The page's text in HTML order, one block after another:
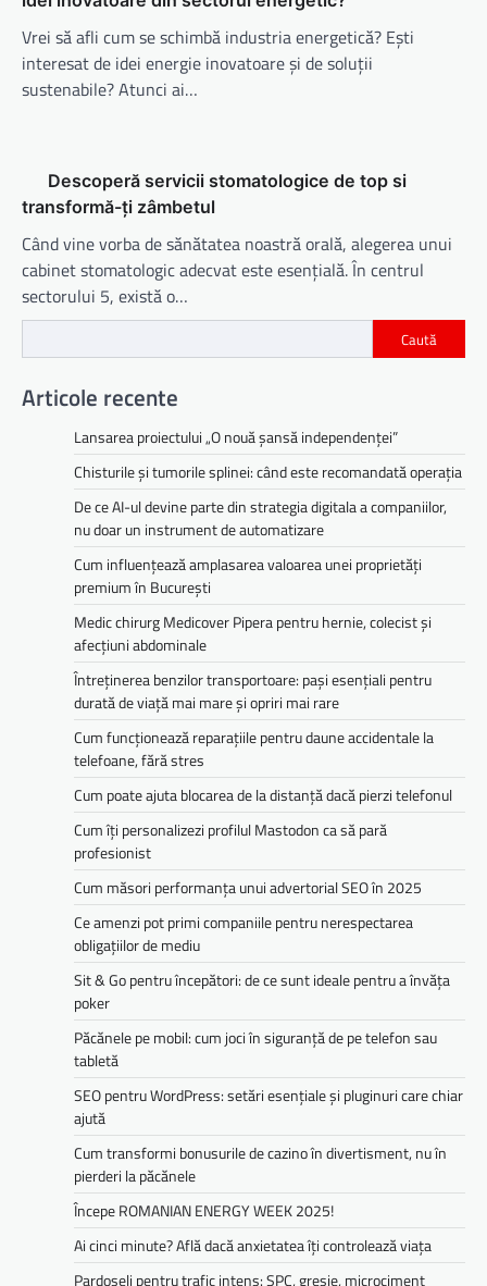
Vrei să afli cum se schimbă industria energetică? Ești
interesat de idei energie inovatoare și de soluții
sustenabile? Atunci ai…
Descoperă servicii stomatologice de top si
transformă-ți zâmbetul
Când vine vorba de sănătatea noastră orală, alegerea unui
cabinet stomatologic adecvat este esențială. În centrul
sectorului 5, există o…
Caută
Articole recente
Lansarea proiectului „O nouă șansă independenței”
Chisturile și tumorile splinei: când este recomandată operația
De ce AI-ul devine parte din strategia digitala a companiilor,
nu doar un instrument de automatizare
Cum influențează amplasarea valoarea unei proprietăți
premium în București
Medic chirurg Medicover Pipera pentru hernie, colecist și
afecțiuni abdominale
Întreținerea benzilor transportoare: pași esențiali pentru
durată de viață mai mare și opriri mai rare
Cum funcționează reparațiile pentru daune accidentale la
telefoane, fără stres
Cum poate ajuta blocarea de la distanță dacă pierzi telefonul
Cum îți personalizezi profilul Mastodon ca să pară
profesionist
Cum măsori performanța unui advertorial SEO în 2025
Ce amenzi pot primi companiile pentru nerespectarea
obligațiilor de mediu­­
Sit & Go pentru începători: de ce sunt ideale pentru a învăța
poker
Păcănele pe mobil: cum joci în siguranță de pe telefon sau
tabletă
SEO pentru WordPress: setări esențiale și pluginuri care chiar
ajută
Cum transformi bonusurile de cazino în divertisment, nu în
pierderi la păcănele
Începe ROMANIAN ENERGY WEEK 2025!
Ai cinci minute? Află dacă anxietatea îți controlează viața
Pardoseli pentru trafic intens: SPC, gresie, microciment